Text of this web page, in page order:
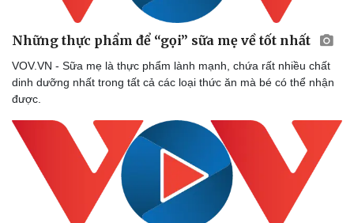
Những thực phẩm để “gọi” sữa mẹ về tốt nhất
VOV.VN - Sữa mẹ là thực phẩm lành mạnh, chứa rất nhiều chất
dinh dưỡng nhất trong tất cả các loại thức ăn mà bé có thể nhận
được.